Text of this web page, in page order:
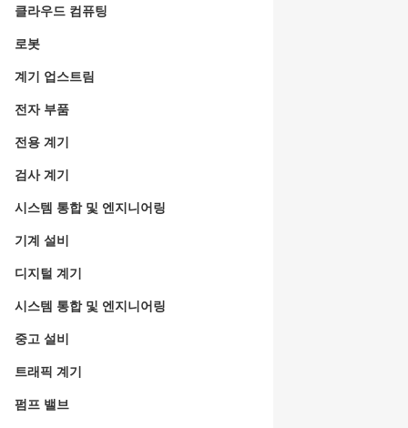
클라우드 컴퓨팅
로봇
계기 업스트림
전자 부품
전용 계기
검사 계기
시스템 통합 및 엔지니어링
기계 설비
디지털 계기
시스템 통합 및 엔지니어링
중고 설비
트래픽 계기
펌프 밸브